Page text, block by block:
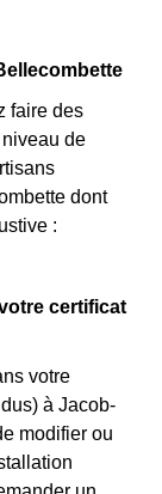
faire des
de
dont
:
certificat
votre
à Jacob-
modifier ou